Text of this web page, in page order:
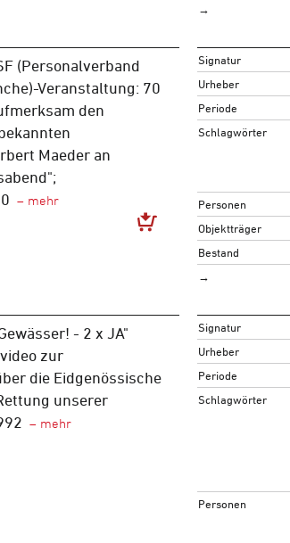
→
(Personalverband
Veranstaltung: 70
den
Maeder an
Signatur
Urheber
Periode
Schlagwörter
Personen
Objektträger
Bestand
→
- 2 x JA"
zur
die Eidgenössische
unserer
Signatur
Urheber
Periode
Schlagwörter
Personen